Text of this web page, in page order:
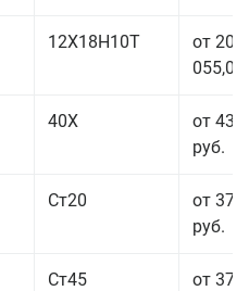
12Х18Н10Т
от 208
055,00
40Х
от 43
руб.
Ст20
от 37
руб.
Ст45
от 37